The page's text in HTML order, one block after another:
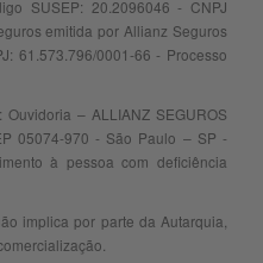
SUSEP: 20.2096046 - CNPJ
emitida por Allianz Seguros
61.573.796/0001-66 - Processo
– ALLIANZ SEGUROS
05074-970 - São Paulo – SP -
à pessoa com deficiência
implica por parte da Autarquia,